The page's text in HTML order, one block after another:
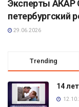
Эксперты АКАР
петербургский
29.06.2026
Trending
14